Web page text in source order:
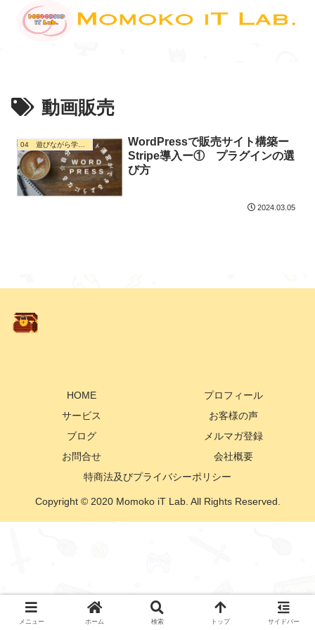
動画販売
04 遊びながら学ぶ・ デジタル活用
WordPressで販売サイト構築ー
Stripe導入ー① プラグインの選
び方
2024.03.05
HOME
プロフィール
サービス
お客様の声
ブログ
メルマガ登録
お問合せ
会社概要
特商法及びプライバシーポリシー
Copyright © 2020 Momoko iT Lab. All Rights Reserved.
メニュー ホーム 検索 トップ サイドバー